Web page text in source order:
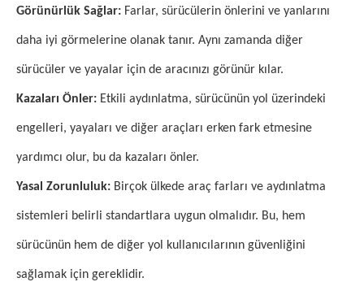
Görünürlük Sağlar: Farlar, sürücülerin önlerini ve yanlarını
daha iyi görmelerine olanak tanır. Aynı zamanda diğer
sürücüler ve yayalar için de aracınızı görünür kılar.
Kazaları Önler: Etkili aydınlatma, sürücünün yol üzerindeki
engelleri, yayaları ve diğer araçları erken fark etmesine
yardımcı olur, bu da kazaları önler.
Yasal Zorunluluk: Birçok ülkede araç farları ve aydınlatma
sistemleri belirli standartlara uygun olmalıdır. Bu, hem
sürücünün hem de diğer yol kullanıcılarının güvenliğini
sağlamak için gereklidir.